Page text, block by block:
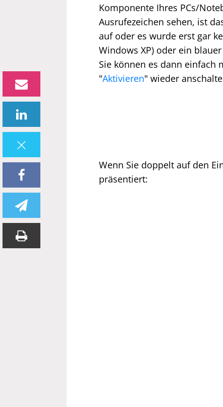
Komponente Ihres PCs/
Ausrufezeichen sehen, ist
auf oder es wurde erst gar
Windows XP) oder ein
Sie können es dann einfach
"Aktivieren" wieder
Wenn Sie doppelt auf den
präsentiert: